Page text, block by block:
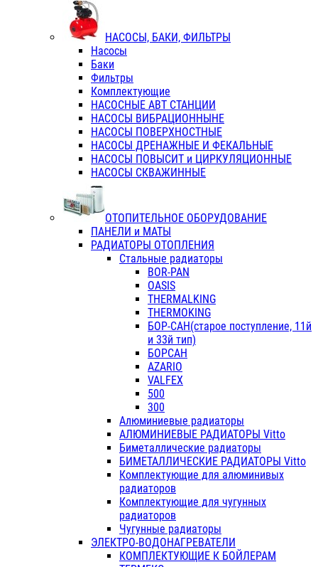
НАСОСЫ, БАКИ, ФИЛЬТРЫ
Насосы
Баки
Фильтры
Комплектующие
НАСОСНЫЕ АВТ СТАНЦИИ
НАСОСЫ ВИБРАЦИОННЫНЕ
НАСОСЫ ПОВЕРХНОСТНЫЕ
НАСОСЫ ДРЕНАЖНЫЕ И ФЕКАЛЬНЫЕ
НАСОСЫ ПОВЫСИТ и ЦИРКУЛЯЦИОННЫЕ
НАСОСЫ СКВАЖИННЫЕ
ОТОПИТЕЛЬНОЕ ОБОРУДОВАНИЕ
ПАНЕЛИ и МАТЫ
РАДИАТОРЫ ОТОПЛЕНИЯ
Стальные радиаторы
BOR-PAN
OASIS
THERMALKING
THERMOKING
БОР-САН(старое поступление, 11й
и 33й тип)
БОРСАН
AZARIO
VALFEX
500
300
Алюминиевые радиаторы
АЛЮМИНИЕВЫЕ РАДИАТОРЫ Vitto
Биметаллические радиаторы
БИМЕТАЛЛИЧЕСКИЕ РАДИАТОРЫ Vitto
Комплектующие для алюминивых
радиаторов
Комплектующие для чугунных
радиаторов
Чугунные радиаторы
ЭЛЕКТРО-ВОДОНАГРЕВАТЕЛИ
КОМПЛЕКТУЮЩИЕ К БОЙЛЕРАМ